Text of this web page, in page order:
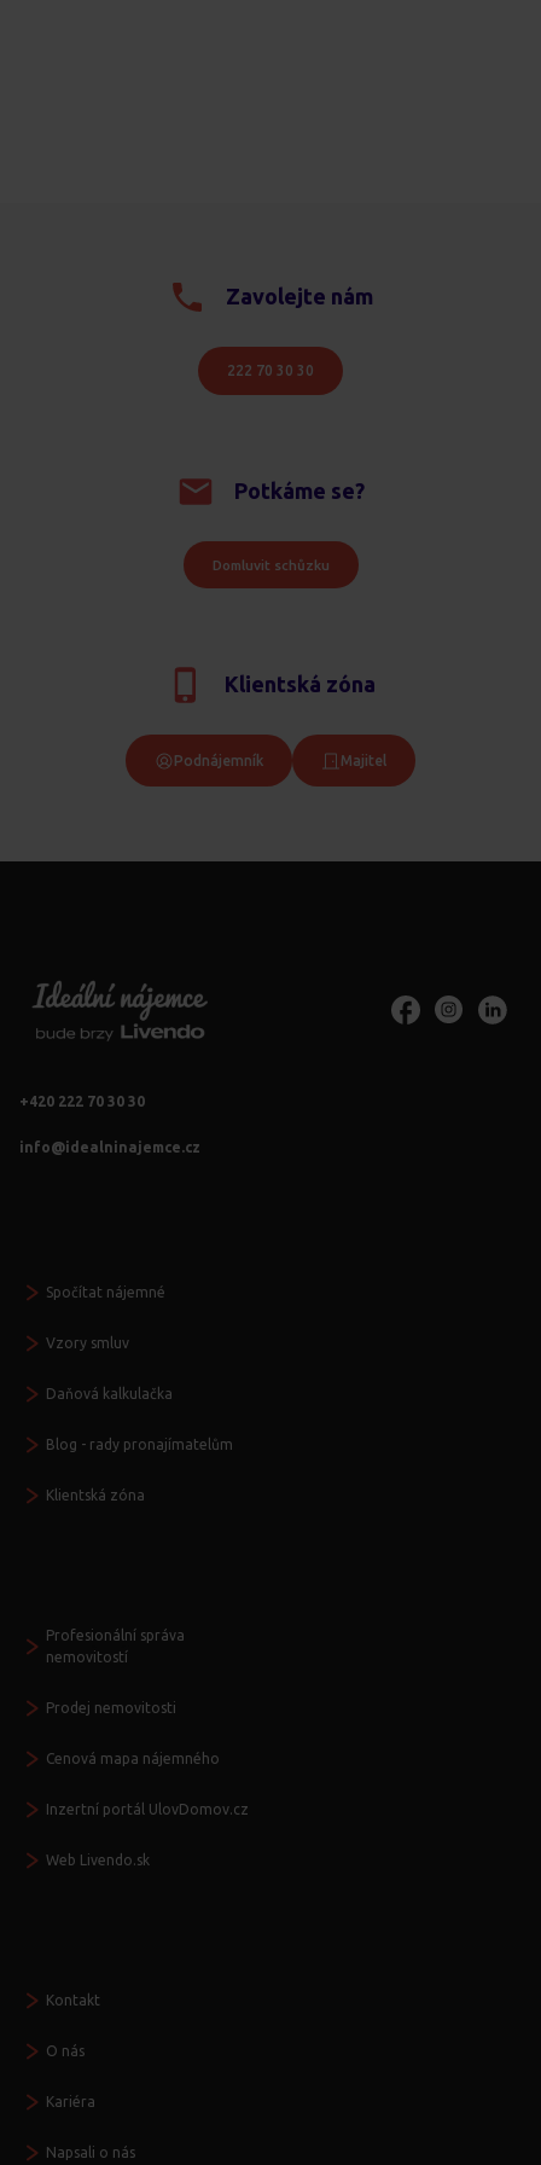
Zavolejte nám
222 70 30 30
Potkáme se?
Domluvit schůzku
Klientská zóna
Podnájemník Majitel
+420 222 70 30 30
info@idealninajemce.cz
Spočítat nájemné
Vzory smluv
Daňová kalkulačka
Blog - rady pronajímatelům
Klientská zóna
Profesionální správa
nemovitostí
Prodej nemovitosti
Cenová mapa nájemného
Inzertní portál UlovDomov.cz
Web Livendo.sk
Kontakt
O nás
Kariéra
Napsali o nás